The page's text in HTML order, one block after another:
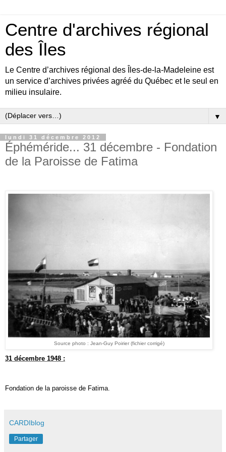
Centre d'archives régional
des Îles
Le Centre d’archives régional des Îles-de-la-Madeleine est
un service d’archives privées agréé du Québec et le seul en
milieu insulaire.
▼
lundi 31 décembre 2012
Éphéméride... 31 décembre - Fondation
de la Paroisse de Fatima
Source photo : Jean-Guy Poirier (fichiercorrigé)
31 décembre 1948 :
Fondation de la paroisse de Fatima.
CARDIblog
Partager